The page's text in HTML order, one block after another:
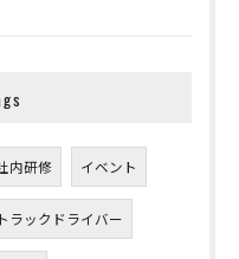
内研修 イベント
ラックドライバー